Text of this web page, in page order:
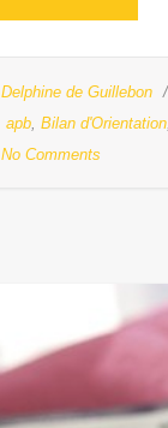
Delphine de Guillebon
apb Bilan d'Orientation
No Comments